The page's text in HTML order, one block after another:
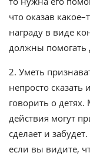
что оказав
награду в виде
должны помогать
2. Уметь
непросто сказать
говорить о
действия могут
сделает и
если вы видите,